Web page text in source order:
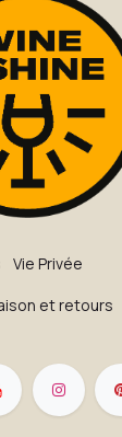
Vie Privée
et retours